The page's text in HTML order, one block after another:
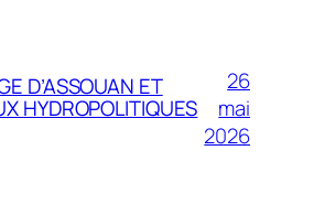
D’ASSOUAN ET
HYDROPOLITIQUES
26
mai
2026